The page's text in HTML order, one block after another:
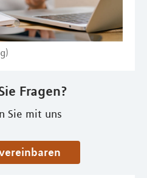
Fragen?
Sie mit uns